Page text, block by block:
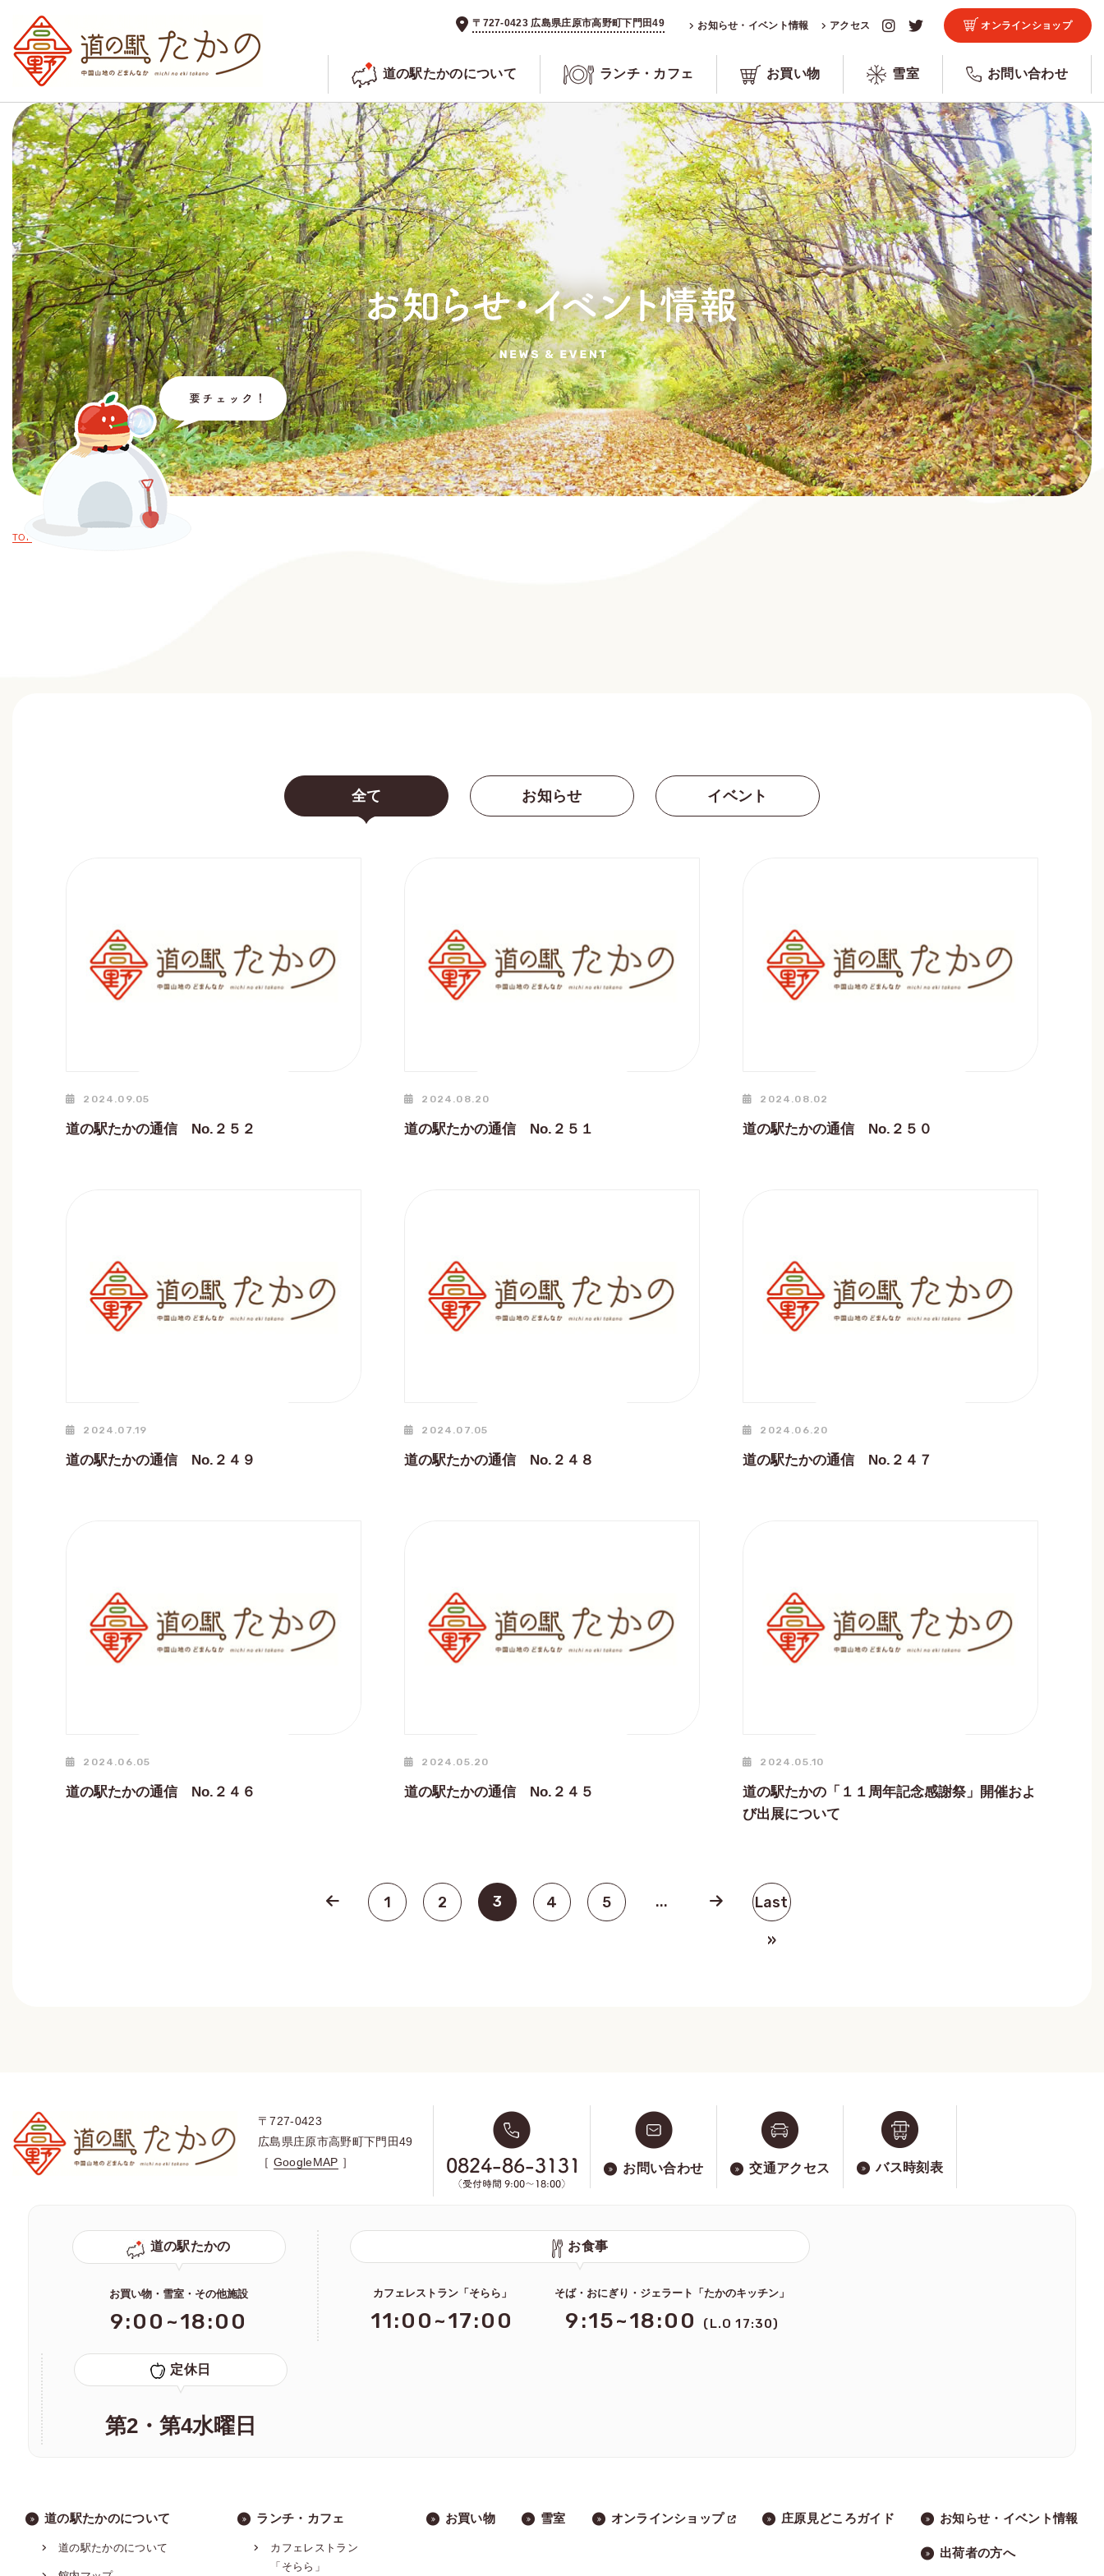
〒727-0423 広島県庄原市高野町下門田49 お知らせ・イベント情報 アクセス オンラインショップ
道の駅たかのについて ランチ・カフェ お買い物 雪室 お問い合わせ
TOP お知らせ・イベント情報
全て お知らせ イベント
2024.09.05
道の駅たかの通信 No.２５２
2024.08.20
道の駅たかの通信 No.２５１
2024.08.02
道の駅たかの通信 No.２５０
2024.07.19
道の駅たかの通信 No.２４９
2024.07.05
道の駅たかの通信 No.２４８
2024.06.20
道の駅たかの通信 No.２４７
2024.06.05
道の駅たかの通信 No.２４６
2024.05.20
道の駅たかの通信 No.２４５
2024.05.10
道の駅たかの「１１周年記念感謝祭」開催およ
び出展について
1 2 3 4 5 ... Last
»
〒727-0423
広島県庄原市高野町下門田49
［ GoogleMAP ］ お問い合わせ 交通アクセス バス時刻表
道の駅たかの
お買い物・雪室・その他施設
9:00~18:00
お食事
カフェレストラン「そらら」
11:00~17:00
そば・おにぎり・ジェラート「たかのキッチン」
9:15~18:00 (L.O 17:30)
定休日
第2・第4水曜日
道の駅たかのについて
道の駅たかのについて
ランチ・カフェ
カフェレストラン
「そらら」
お買い物 雪室 オンラインショップ 庄原見どころガイド お知らせ・イベント情報
出荷者の方へ